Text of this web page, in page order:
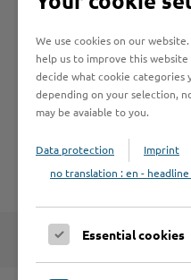
Kreistag und
Vademecum -
Stand: Juni 2023
Zurück zur Übersicht
We use cookies on our
help us to improve this
decide what cookie categories
depending on your selection,
may be avaiable to you.
Data protection
Imprint
no translation : en -
Essential cookies